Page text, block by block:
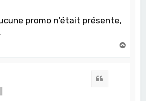
promo n'était présente,